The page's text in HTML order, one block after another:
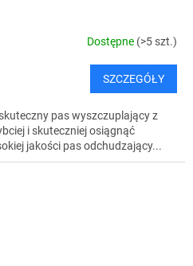
Dostępne (>5 szt.)
SZCZEGÓŁY
pas wyszczuplający z
i skuteczniej osiągnąć
jakości pas odchudzający...